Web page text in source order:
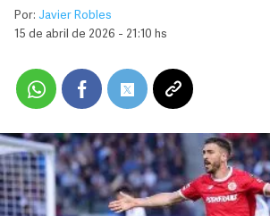
Por: Javier Robles
15 de abril de 2026 - 21:10 hs